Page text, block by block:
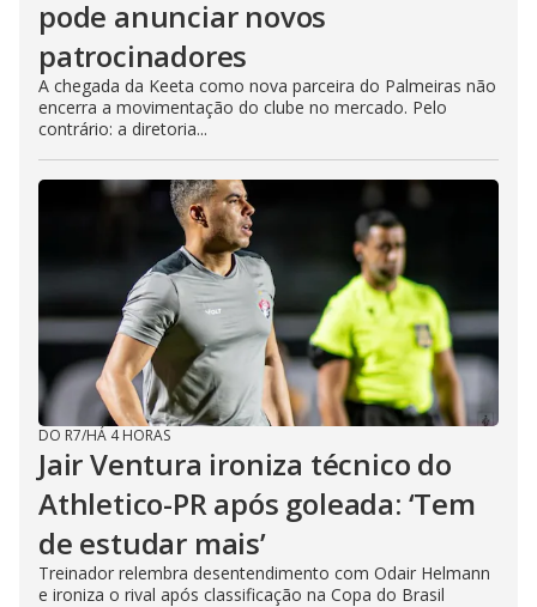
pode anunciar novos
patrocinadores
A chegada da Keeta como nova parceira do Palmeiras não
encerra a movimentação do clube no mercado. Pelo
contrário: a diretoria...
DO R7/HÁ 4 HORAS
Jair Ventura ironiza técnico do
Athletico-PR após goleada: ‘Tem
de estudar mais’
Treinador relembra desentendimento com Odair Helmann
e ironiza o rival após classificação na Copa do Brasil